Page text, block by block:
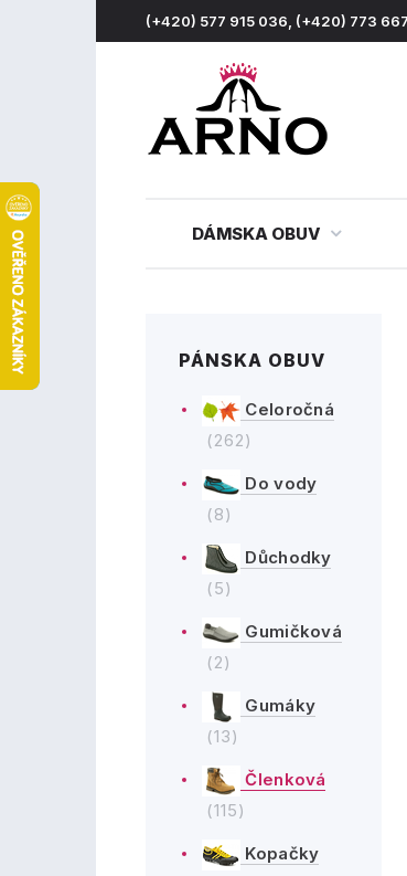
(+420) 577 915 036, (+420) 773
DÁMSKA OBUV
PÁNSKA OBUV
Celoročná
(262)
Do vody
(8)
Důchodky
(5)
Gumičková
(2)
Gumáky
(13)
Členková
(115)
Kopačky